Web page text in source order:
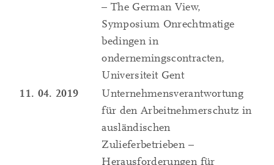
– The German View,
Symposium Onrechtmatige
bedingen in
ondernemingscontracten,
Universiteit Gent
11. 04. 2019
Unternehmensverantwortung
für den Arbeitnehmerschutz in
ausländischen
Zulieferbetrieben –
Herausforderungen für